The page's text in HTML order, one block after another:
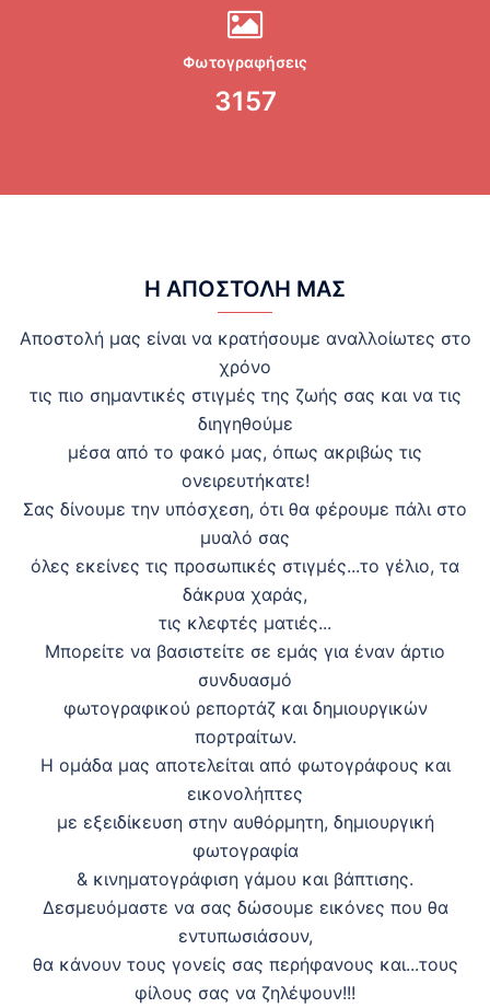
Φωτογραφήσεις
3157
Η ΑΠΟΣΤΟΛΗ ΜΑΣ
Αποστολή μας είναι να κρατήσουμε αναλλοίωτες στο
χρόνο
τις πιο σημαντικές στιγμές της ζωής σας και να τις
διηγηθούμε
μέσα από το φακό μας, όπως ακριβώς τις
ονειρευτήκατε!
Σας δίνουμε την υπόσχεση, ότι θα φέρουμε πάλι στο
μυαλό σας
όλες εκείνες τις προσωπικές στιγμές...το γέλιο, τα
δάκρυα χαράς,
τις κλεφτές ματιές...
Μπορείτε να βασιστείτε σε εμάς για έναν άρτιο
συνδυασμό
φωτογραφικού ρεπορτάζ και δημιουργικών
πορτραίτων.
Η ομάδα μας αποτελείται από φωτογράφους και
εικονολήπτες
με εξειδίκευση στην αυθόρμητη, δημιουργική
φωτογραφία
& κινηματογράφιση γάμου και βάπτισης.
Δεσμευόμαστε να σας δώσουμε εικόνες που θα
εντυπωσιάσουν,
θα κάνουν τους γονείς σας περήφανους και...τους
φίλους σας να ζηλέψουν!!!